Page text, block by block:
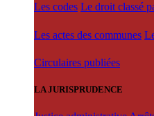
Les codes Le droit classé
Les actes des communes
Circulaires publiées
LA JURISPRUDENCE